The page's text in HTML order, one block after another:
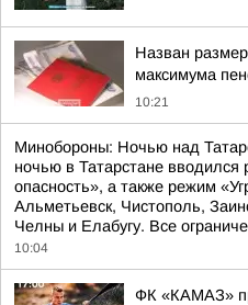
Назван
максимума
10:21
Минобороны: Ночью над
ночью в Татарстане
опасность», а также режим
Альметьевск, Чистополь,
Челны и Елабугу. Все
10:04
ФК «КАМАЗ»